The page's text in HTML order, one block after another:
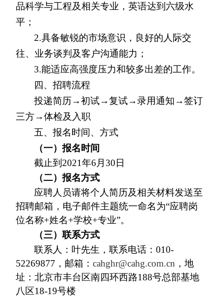
品科学与工程及相关专业，英语达到六级水
平；
2.具备敏锐的市场意识，良好的人际交
往、业务谈判及客户沟通能力；
3.能适应高强度压力和较多出差的工作。
四、招聘流程
投递简历→初试→复试→录用通知→签订
三方→体检及入职
五、报名时间、方式
（一）报名时间
截止到2021年6月30日
（二）报名方式
应聘人员请将个人简历及相关材料发送至
招聘邮箱，电子邮件主题统一命名为“应聘岗
位名称+姓名+学校+专业”。
（三）联系方式
联系人：叶先生，联系电话：010-
52269877，邮箱： cahghr@cahg.com.cn ，地
址：北京市丰台区南四环西路188号总部基地
八区18-19号楼